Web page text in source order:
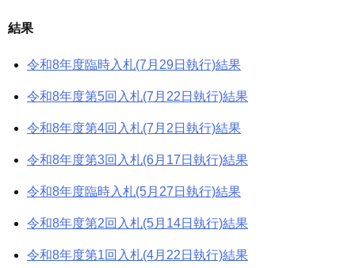
ナ
ビ
ゲ
ー
シ
ョ
結果
令和8年度臨時入札(7月29日執行)結果
令和8年度第5回入札(7月22日執行)結果
令和8年度第4回入札(7月2日執行)結果
令和8年度第3回入札(6月17日執行)結果
令和8年度臨時入札(5月27日執行)結果
令和8年度第2回入札(5月14日執行)結果
令和8年度第1回入札(4月22日執行)結果